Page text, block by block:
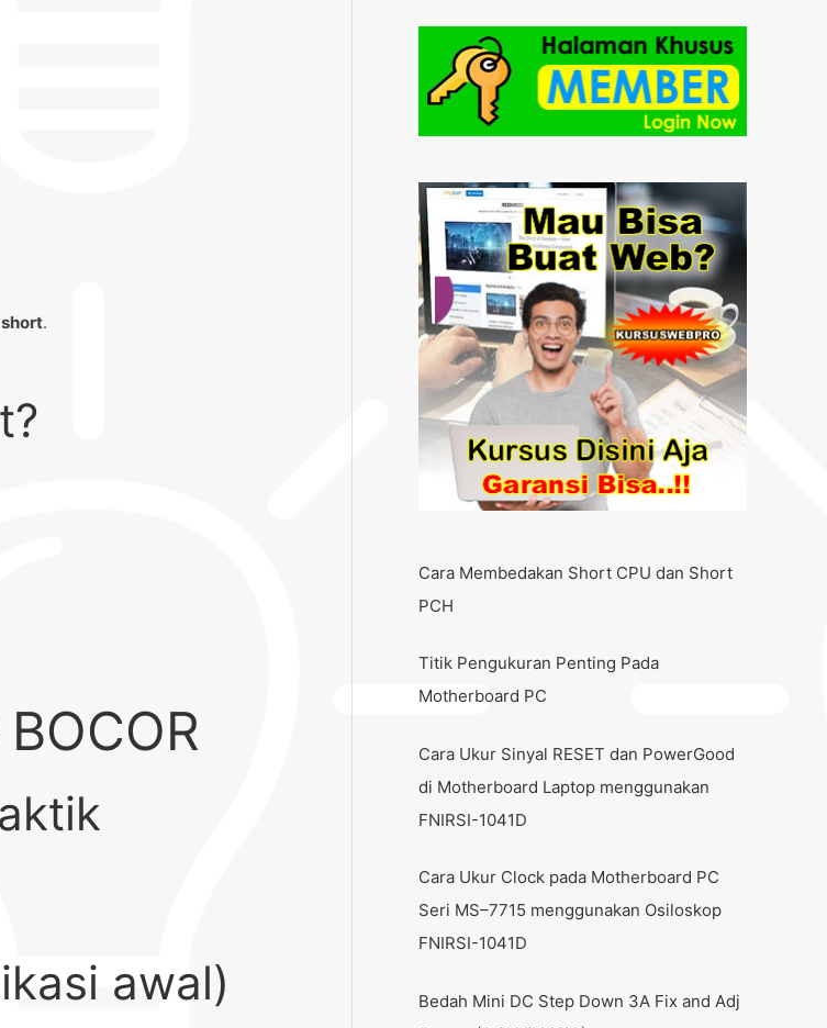
.
awal)
Cara Membedakan Short CPU dan Short
PCH
Titik Pengukuran Penting Pada
Motherboard PC
Cara Ukur Sinyal RESET dan PowerGood
di Motherboard Laptop menggunakan
FNIRSI-1041D
Cara Ukur Clock pada Motherboard PC
Seri MS–7715 menggunakan Osiloskop
FNIRSI-1041D
Bedah Mini DC Step Down 3A Fix and Adj